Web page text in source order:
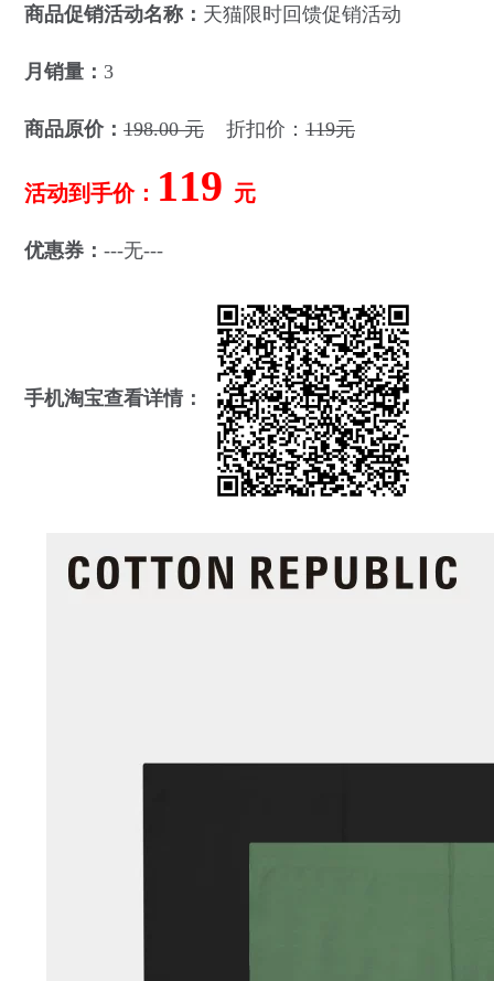
商品促销活动名称： 天猫限时回馈促销活动
月销量： 3
商品原价： 198.00 元 折扣价： 119元
活动到手价： 119 元
优惠券： ---无---
手机淘宝查看详情：